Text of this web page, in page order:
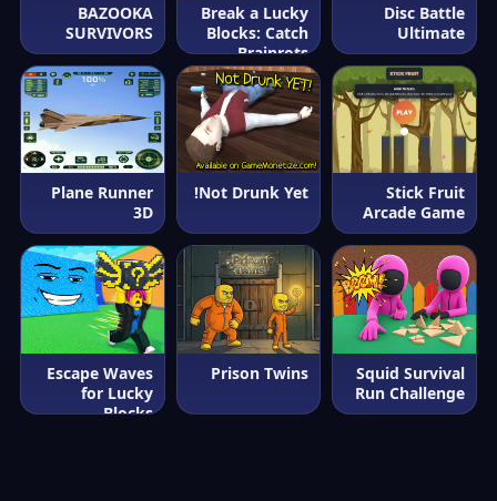
Disc Battle
Ultimate
Break a Lucky
Blocks: Catch
Brainrots
BAZOOKA
SURVIVORS
Stick Fruit
Arcade Game
Not Drunk Yet!
Plane Runner
3D
Squid Survival
Run Challenge
Prison Twins
Escape Waves
for Lucky
Blocks